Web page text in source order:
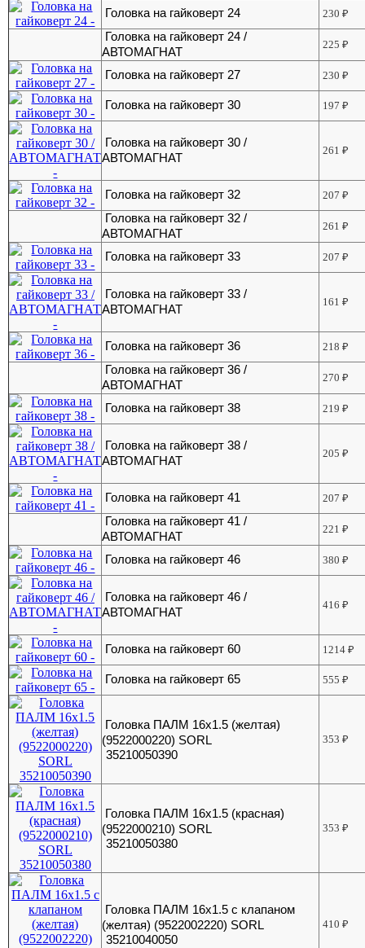
Головка на гайковерт 24 230₽
Головка на гайковерт 24 /
АВТОМАГНАТ
225₽
Головка на гайковерт 27 230₽
Головка на гайковерт 30 197₽
Головка на гайковерт 30 /
АВТОМАГНАТ
261₽
Головка на гайковерт 32 207₽
Головка на гайковерт 32 /
АВТОМАГНАТ
261₽
Головка на гайковерт 33 207₽
Головка на гайковерт 33 /
АВТОМАГНАТ
161₽
Головка на гайковерт 36 218₽
Головка на гайковерт 36 /
АВТОМАГНАТ
270₽
Головка на гайковерт 38 219₽
Головка на гайковерт 38 /
АВТОМАГНАТ
205₽
Головка на гайковерт 41 207₽
Головка на гайковерт 41 /
АВТОМАГНАТ
221₽
Головка на гайковерт 46 380₽
Головка на гайковерт 46 /
АВТОМАГНАТ
416₽
Головка на гайковерт 60 1214₽
Головка на гайковерт 65 555₽
Головка ПАЛМ 16х1.5 (желтая)
(9522000220) SORL
35210050390
353₽
Головка ПАЛМ 16х1.5 (красная)
(9522000210) SORL
35210050380
353₽
Головка ПАЛМ 16х1.5 с клапаном
(желтая) (9522002220) SORL
35210040050
410₽